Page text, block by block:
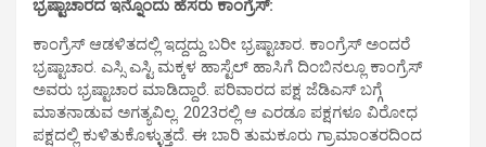
ಭ್ರಷ್ಟಾಚಾರದ ಇನ್ನೊಂದು ಹೆಸರು ಕಾಂಗ್ರೆಸ್:
ಕಾಂಗ್ರೆಸ್ ಆಡಳಿತದಲ್ಲಿ ಇದ್ದದ್ದು ಬರೀ ಭ್ರಷ್ಟಾಚಾರ. ಕಾಂಗ್ರೆಸ್ ಅಂದರೆ
ಭ್ರಷ್ಟಾಚಾರ. ಎಸ್ಸಿ ಎಸ್ಟಿ ಮಕ್ಕಳ ಹಾಸ್ಟೆಲ್ ಹಾಸಿಗೆ ದಿಂಬಿನಲ್ಲೂ ಕಾಂಗ್ರೆಸ್
ಅವರು ಭ್ರಷ್ಟಾಚಾರ ಮಾಡಿದ್ದಾರೆ. ಪರಿವಾರದ ಪಕ್ಷ ಜೆಡಿಎಸ್ ಬಗ್ಗೆ
ಮಾತನಾಡುವ ಅಗತ್ಯವಿಲ್ಲ. 2023ರಲ್ಲಿ ಆ ಎರಡೂ ಪಕ್ಷಗಳೂ ವಿರೋಧ
ಪಕ್ಷದಲ್ಲಿ ಕುಳಿತುಕೊಳ್ಳುತ್ತದೆ. ಈ ಬಾರಿ ತುಮಕೂರು ಗ್ರಾಮಾಂತರದಿಂದ